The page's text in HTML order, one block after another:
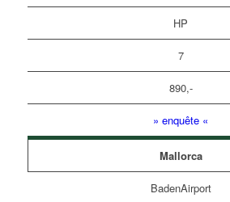
HP
7
890,-
» enquête «
Mallorca
BadenAirport